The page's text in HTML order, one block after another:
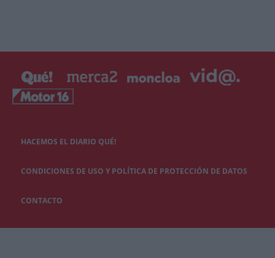
HACEMOS EL DIARIO QUÉ!
CONDICIONES DE USO Y POLÍTICA DE PROTECCIÓN DE DATOS
CONTACTO